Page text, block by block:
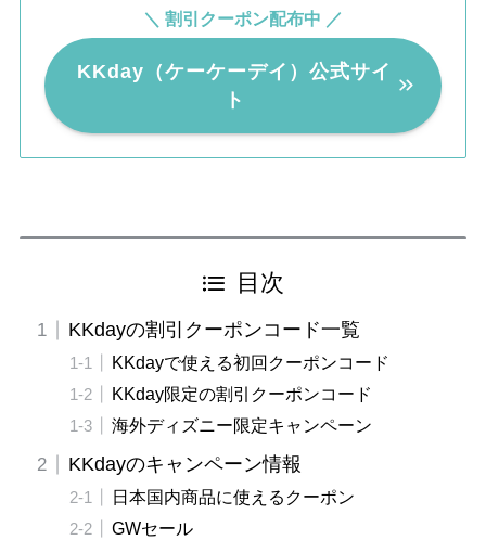
＼ 割引クーポン配布中 ／
KKday（ケーケーデイ）公式サイ
ト
目次
KKdayの割引クーポンコード一覧
KKdayで使える初回クーポンコード
KKday限定の割引クーポンコード
海外ディズニー限定キャンペーン
KKdayのキャンペーン情報
日本国内商品に使えるクーポン
GWセール